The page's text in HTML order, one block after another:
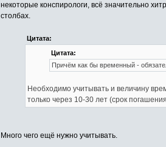
некоторые конспирологи, всё значительно
столбах.
Цитата:
Цитата:
Причём как бы временный -
Необходимо учитывать и величину
только через 10-30 лет (срок
Много чего ещё нужно учитывать.